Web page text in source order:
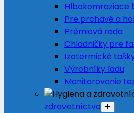
Hlbokomraziace
Pre prchavé a
Prémiová rada
Chladničky pre
Izotermické
Výrobníky ľadu
Monitorovanie
zdravotníctvo